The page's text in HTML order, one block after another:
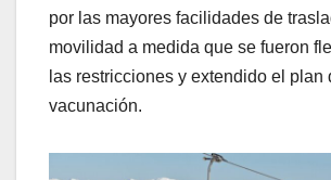
por las mayores facilidades de
movilidad a medida que se fueron
las restricciones y extendido el plan
vacunación.